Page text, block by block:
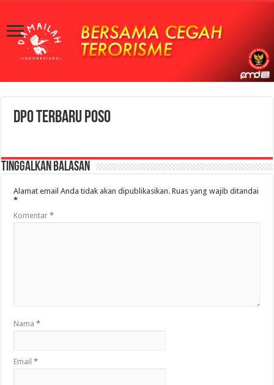
DPO TERBARU POSO
Tinggalkan Balasan
Alamat email Anda tidak akan dipublikasikan. Ruas yang wajib ditandai
*
Komentar*
Nama*
Email*